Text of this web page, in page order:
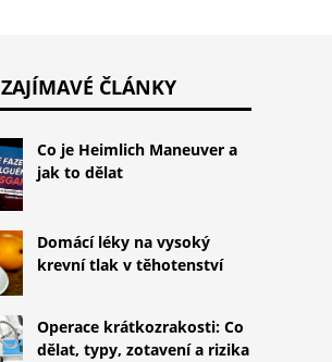
ZAJÍMAVÉ ČLÁNKY
Co je Heimlich Maneuver a
jak to dělat
Domácí léky na vysoký
krevní tlak v těhotenství
Operace krátkozrakosti: Co
dělat, typy, zotavení a rizika